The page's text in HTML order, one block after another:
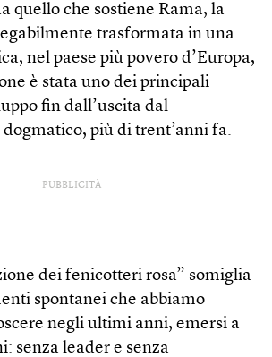
quello che sostiene Rama, la
trasformata in una
nel paese più povero d’Europa,
è stata uno dei principali
fin dall’uscita dal
più di trent’anni fa.
PUBBLICITÀ
dei fenicotteri rosa” somiglia
spontanei che abbiamo
negli ultimi anni, emersi a
senza leader e senza